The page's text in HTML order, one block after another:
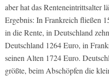
aber hat das Renteneintrittsalter
Ergebnis: In Frankreich fließen
in die Rente, in Deutschland
Deutschland 1264 Euro, in
seinen Alten 1724 Euro.
größte, beim Abschöpfen die